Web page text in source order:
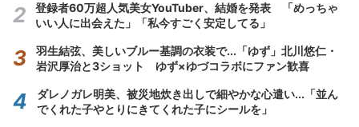
登録者60万超人気美女YouTuber、結婚を発表 「めっちゃ
いい人に出会えた」「私今すごく安定してる」
羽生結弦、美しいブルー基調の衣装で...「ゆず」北川悠仁・
岩沢厚治と3ショット ゆず×ゆづコラボにファン歓喜
ダレノガレ明美、被災地炊き出しで細やかな心遣い...「並ん
でくれた子やとりにきてくれた子にシールを」